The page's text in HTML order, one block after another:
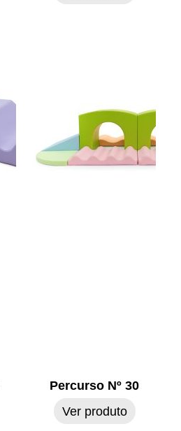
Percurso Nº 30
Ver produto